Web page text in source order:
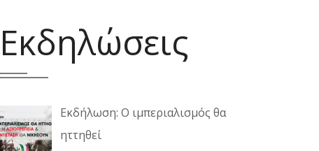
Εκδηλώσεις
Εκδήλωση: Ο ιμπεριαλισμός θα
ηττηθεί